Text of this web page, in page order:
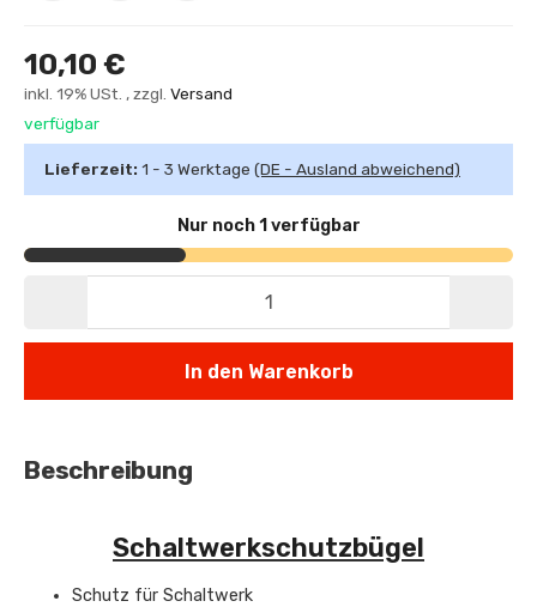
10,10 €
inkl. 19% USt. , zzgl. Versand
verfügbar
Lieferzeit: 1 - 3 Werktage (DE - Ausland abweichend)
Nur noch 1 verfügbar
In den Warenkorb
Beschreibung
Schaltwerkschutzbügel
Schutz für Schaltwerk